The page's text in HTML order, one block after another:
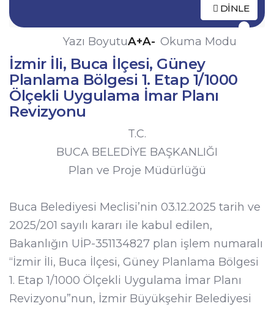
DINLE
Yazı BoyutuA+A- Okuma Modu
İzmir İli, Buca İlçesi, Güney
Planlama Bölgesi 1. Etap 1/1000
Ölçekli Uygulama İmar Planı
Revizyonu
T.C.
BUCA BELEDİYE BAŞKANLIĞI
Plan ve Proje Müdürlüğü
Buca Belediyesi Meclisi’nin 03.12.2025 tarih ve
2025/201 sayılı kararı ile kabul edilen,
Bakanlığın UİP-351134827 plan işlem numaralı
“İzmir İli, Buca İlçesi, Güney Planlama Bölgesi
1. Etap 1/1000 Ölçekli Uygulama İmar Planı
Revizyonu”nun, İzmir Büyükşehir Belediyesi